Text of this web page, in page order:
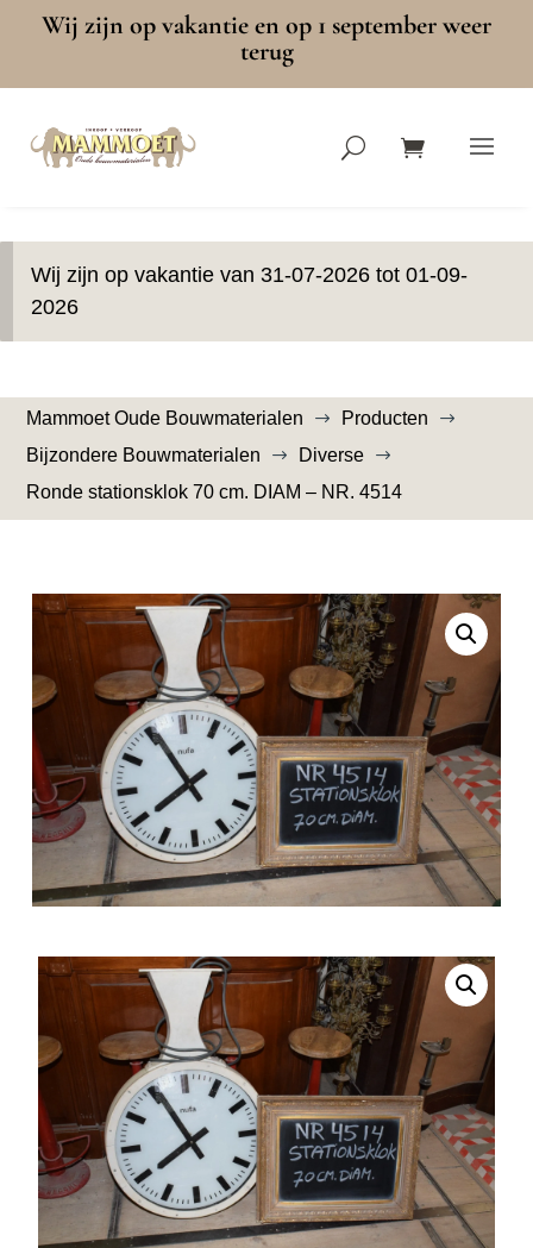
Wij zijn op vakantie en op 1 september weer
terug
Wij zijn op vakantie van 31-07-2026 tot 01-09-
2026
Mammoet Oude Bouwmaterialen $ Producten $
Bijzondere Bouwmaterialen $ Diverse $
Ronde stationsklok 70 cm. DIAM – NR. 4514